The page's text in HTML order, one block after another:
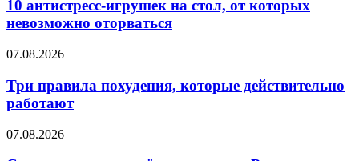
10 антистресс-игрушек на стол, от которых
невозможно оторваться
07.08.2026
Три правила похудения, которые действительно
работают
07.08.2026